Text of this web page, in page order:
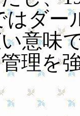
はダー
意味
理を